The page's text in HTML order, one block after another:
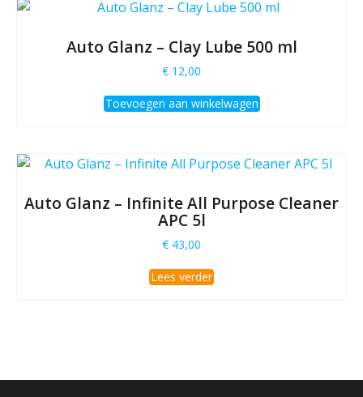
Auto Glanz – Clay Lube 500 ml
€ 12,00
Toevoegen aan winkelwagen
Auto Glanz – Infinite All Purpose Cleaner
APC 5l
€ 43,00
Lees verder